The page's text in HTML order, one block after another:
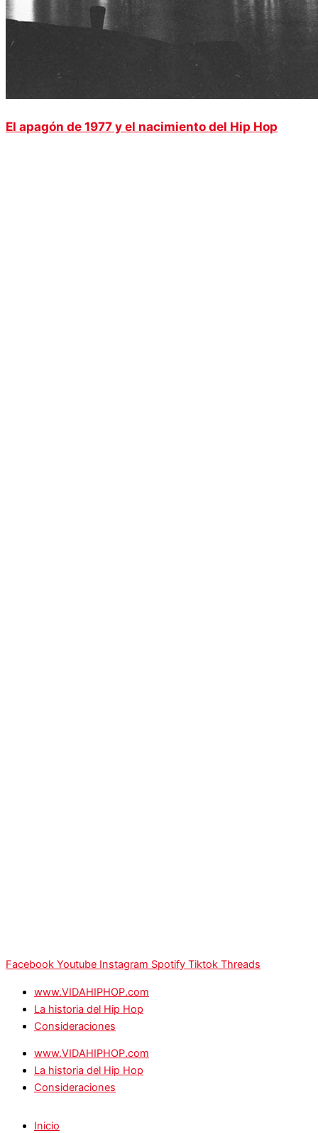
El apagón de 1977 y el nacimiento del Hip Hop
Facebook Youtube Instagram Spotify Tiktok Threads
www.VIDAHIPHOP.com
La historia del Hip Hop
Consideraciones
www.VIDAHIPHOP.com
La historia del Hip Hop
Consideraciones
Inicio